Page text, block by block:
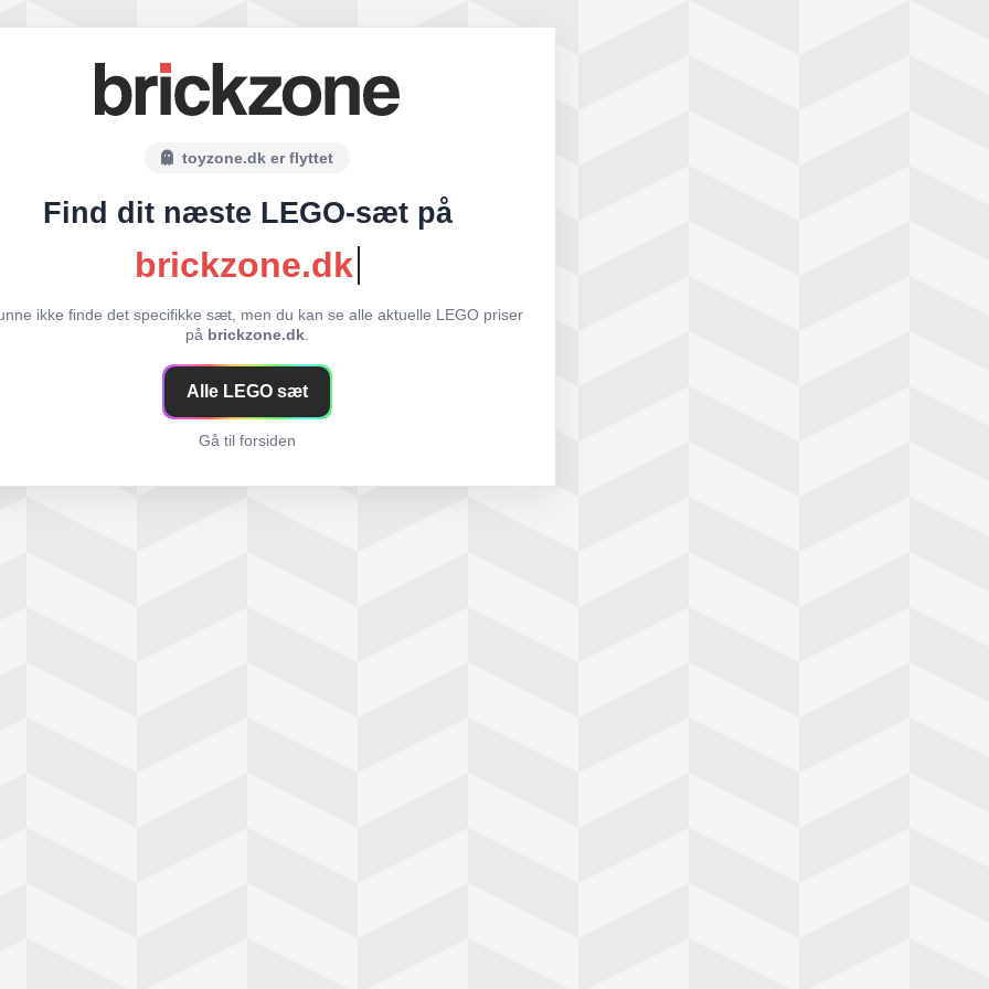
toyzone.dk er flyttet
Find dit næste LEGO-sæt på
brickzone.dk
ikke finde det specifikke sæt, men du kan se alle aktuelle LEGO priser
på brickzone.dk.
Alle LEGO sæt
Gå til forsiden